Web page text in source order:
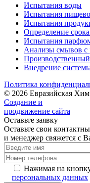
Испытания воды
Испытания
Испытания
Определение
Испытания
Анализы смывов с
Внедрение
Политика
© 2026 Евразийская
Создание и
продвижение сайта
Оставьте заявку
Оставьте свои
и менеджер свяжется с
Нажимая на
персональных данных